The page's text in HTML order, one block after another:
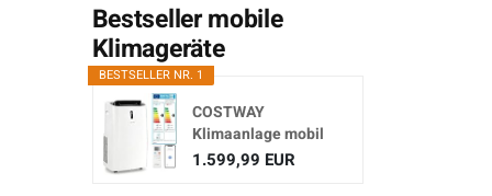
Bestseller mobile
Klimageräte
BESTSELLER NR. 1
COSTWAY
Klimaanlage mobil
16000BTU,
1.599,99 EUR